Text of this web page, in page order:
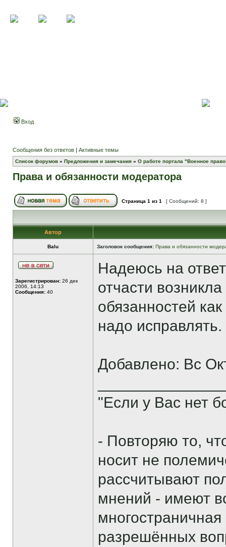
Вход
Сообщения без ответов | Активные темы
Список форумов » Предложения и замечания » О работе портала "Военное
Права и обязанности модератора
Страница 1 из 1 [ Сообщений: 8 ]
Автор
Balu Заголовок сообщения: Права и обязанности
Зарегистрирован: 26 дек
2006, 14:13
Сообщения: 40
Надеюсь на
отчасти
обязанностей
надо исправлять.
Добавлено: Вс
"Если у Вас нет
- Повторяю то,
носит не
рассчитывают
мнений - имеют
разрешённых